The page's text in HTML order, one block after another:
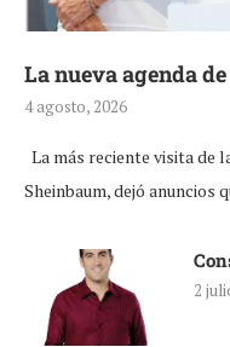
La nueva agenda
4 agosto, 2026
La más reciente visita de
Sheinbaum, dejó anuncios
2